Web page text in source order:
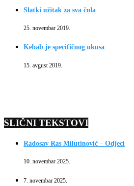
Slatki užitak za sva čula
25. novembar 2019.
Kebab je specifičnog ukusa
15. avgust 2019.
SLIČNI TEKSTOVI
Radosav Ras Milutinović – Odjeci
10. novembar 2025.
7. novembar 2025.